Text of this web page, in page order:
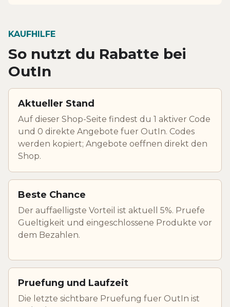
KAUFHILFE
So nutzt du Rabatte bei
OutIn
Aktueller Stand
Auf dieser Shop-Seite findest du 1 aktiver Code
und 0 direkte Angebote fuer OutIn. Codes
werden kopiert; Angebote oeffnen direkt den
Shop.
Beste Chance
Der auffaelligste Vorteil ist aktuell 5%. Pruefe
Gueltigkeit und eingeschlossene Produkte vor
dem Bezahlen.
Pruefung und Laufzeit
Die letzte sichtbare Pruefung fuer OutIn ist